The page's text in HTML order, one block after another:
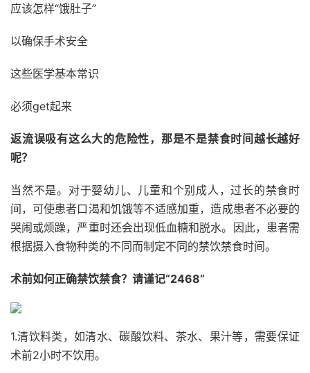
应该怎样“饿肚子”
以确保手术安全
这些医学基本常识
必须get起来
返流误吸有这么大的危险性，那是不是禁食时间越长越好
呢？
当然不是。对于婴幼儿、儿童和个别成人，过长的禁食时
间，可使患者口渴和饥饿等不适感加重，造成患者不必要的
哭闹或烦躁，严重时还会出现低血糖和脱水。因此，患者‍‍‍‍‍‍‍‍‍‍‍‍‍‍‍‍‍‍‍‍需
根据摄入食物种类的不同而制定不同的禁饮禁食时间。
术前如何正确禁饮禁食？请谨记“2468”
1.清饮料类，如清水、碳酸饮料、茶水、果汁等，需要保证
术前2小时不饮用。